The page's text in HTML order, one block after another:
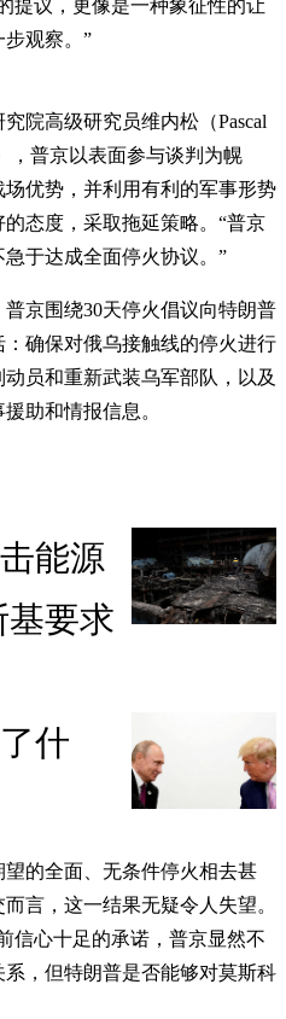
提议，更像是一种象征性的让
观察。”
院高级研究员维内松（Pascal
，普京以表面参与谈判为幌
优势，并利用有利的军事形势
态度，采取拖延策略。“普京
于达成全面停火协议。”
京围绕30天停火倡议向特朗普
确保对俄乌接触线的停火进行
员和重新武装乌军部队，以及
助和情报信息。
能源
基要求
什
的全面、无条件停火相去甚
言，这一结果无疑令人失望。
信心十足的承诺，普京显然不
，但特朗普是否能够对莫斯科